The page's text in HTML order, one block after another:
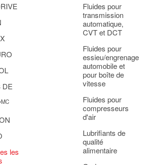
DE
MC
les
Fluides pour
transmission
automatique,
CVT et DCT
Fluides pour
essieu/engrenage
automobile et
pour boîte de
vitesse
Fluides pour
compresseurs
d'air
Lubrifiants de
qualité
alimentaire